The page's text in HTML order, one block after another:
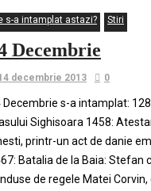
s-a intamplat astazi? Stiri
Decembrie
decembrie 2013 0
Decembrie s-a intamplat:
Sighisoara 1458:
printr-un act de danie
Batalia de la Baia:
de regele Matei